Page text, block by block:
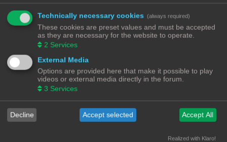
Berichten
29/09/22, 17:18
Rang, Gebruikersnaam
Lid geworden op
30/09/22, 13:40
Rang, Gebruikersnaam Robbel2005
Technically necessary cookies (always required)
These cookies are preset values and must be accepted
as they are necessary for the website to operate.
2 Services
External Media
Options are provided here that make it possible to play
videos or external media directly in the forum.
3 Services
Decline Accept selected Accept All
Realized with Klaro!